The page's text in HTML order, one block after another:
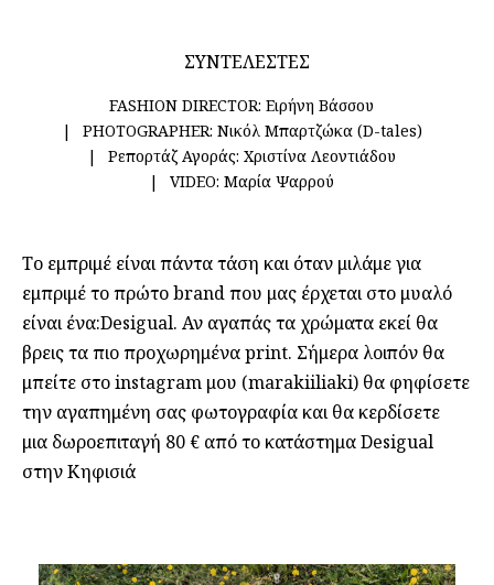
ΣΥΝΤΕΛΕΣΤΕΣ
FASHION DIRECTOR: Ειρήνη Βάσσου
PHOTOGRAPHER: Νικόλ Μπαρτζώκα (D-tales)
Ρεπορτάζ Αγοράς: Χριστίνα Λεοντιάδου
VIDEO: Μαρία Ψαρρού
Το εμπριμέ είναι πάντα τάση και όταν μιλάμε για
εμπριμέ το πρώτο brand που μας έρχεται στο μυαλό
είναι ένα:Desigual. Αν αγαπάς τα χρώματα εκεί θα
βρεις τα πιο προχωρημένα print. Σήμερα λοιπόν θα
μπείτε στο instagram μου (marakiiliaki) θα φηφίσετε
την αγαπημένη σας φωτογραφία και θα κερδίσετε
μια δωροεπιταγή 80 € από το κατάστημαDesigual
στην Κηφισιά